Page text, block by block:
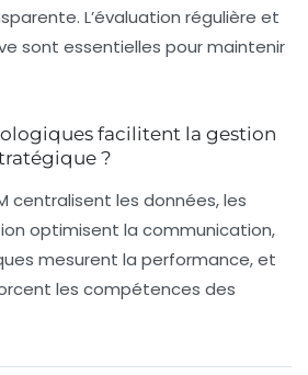
L’évaluation régulière et
sont essentielles pour maintenir
facilitent la gestion
?
centralisent les données, les
optimisent la communication,
mesurent la performance, et
les compétences des